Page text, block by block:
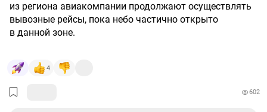
из региона авиакомпании продолжают осуществлять
вывозные рейсы, пока небо частично открыто
в данной зоне.
4
602